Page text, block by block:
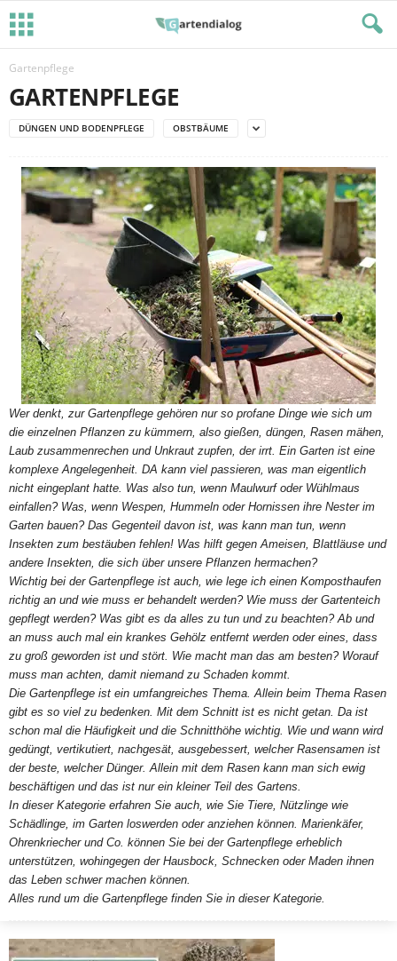
Gartenpflege
GARTENPFLEGE
DÜNGEN UND BODENPFLEGE OBSTBÄUME
Wer denkt, zur Gartenpflege gehören nur so profane Dinge wie sich um
die einzelnen Pflanzen zu kümmern, also gießen, düngen, Rasen mähen,
Laub zusammenrechen und Unkraut zupfen, der irrt. Ein Garten ist eine
komplexe Angelegenheit. DA kann viel passieren, was man eigentlich
nicht eingeplant hatte. Was also tun, wenn Maulwurf oder Wühlmaus
einfallen? Was, wenn Wespen, Hummeln oder Hornissen ihre Nester im
Garten bauen? Das Gegenteil davon ist, was kann man tun, wenn
Insekten zum bestäuben fehlen! Was hilft gegen Ameisen, Blattläuse und
andere Insekten, die sich über unsere Pflanzen hermachen?
Wichtig bei der Gartenpflege ist auch, wie lege ich einen Komposthaufen
richtig an und wie muss er behandelt werden? Wie muss der Gartenteich
gepflegt werden? Was gibt es da alles zu tun und zu beachten? Ab und
an muss auch mal ein krankes Gehölz entfernt werden oder eines, dass
zu groß geworden ist und stört. Wie macht man das am besten? Worauf
muss man achten, damit niemand zu Schaden kommt.
Die Gartenpflege ist ein umfangreiches Thema. Allein beim Thema Rasen
gibt es so viel zu bedenken. Mit dem Schnitt ist es nicht getan. Da ist
schon mal die Häufigkeit und die Schnitthöhe wichtig. Wie und wann wird
gedüngt, vertikutiert, nachgesät, ausgebessert, welcher Rasensamen ist
der beste, welcher Dünger. Allein mit dem Rasen kann man sich ewig
beschäftigen und das ist nur ein kleiner Teil des Gartens.
In dieser Kategorie erfahren Sie auch, wie Sie Tiere, Nützlinge wie
Schädlinge, im Garten loswerden oder anziehen können. Marienkäfer,
Ohrenkriecher und Co. können Sie bei der Gartenpflege erheblich
unterstützen, wohingegen der Hausbock, Schnecken oder Maden ihnen
das Leben schwer machen können.
Alles rund um die Gartenpflege finden Sie in dieser Kategorie.